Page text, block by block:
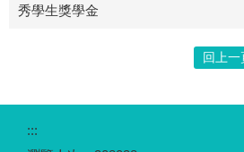
秀學生獎學金
回上一
:::